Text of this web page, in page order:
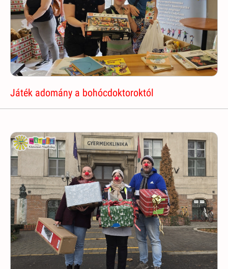
Játék adomány a bohócdoktoroktól